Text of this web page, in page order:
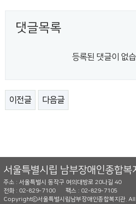
댓글목록
등록된 댓글이 없
이전글 다음글
서울특별시립 남부장애인종합복
주소 : 서울특별시 동작구 여의대방로 20나길 40
전화 : 02-829-7100
팩스 : 02-829-7105
Copyrightⓒ서울특별시립남부장애인종합복지관.